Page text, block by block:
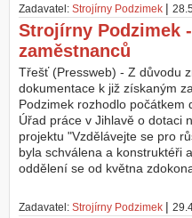
Z
a
l
o
ž
i
t
ú
č
e
t
Zadavatel: Strojírny Podzimek |
Strojírny Podzimek
zaměstnanců
Třešť (Pressweb) - Z důvodu
dokumentace k již získaným
Podzimek rozhodlo počátkem
Úřad práce v Jihlavě o dotaci
projektu "Vzdělávejte se pro
byla schválena a konstruktéři
oddělení se od května
Zadavatel: Strojírny Podzimek |